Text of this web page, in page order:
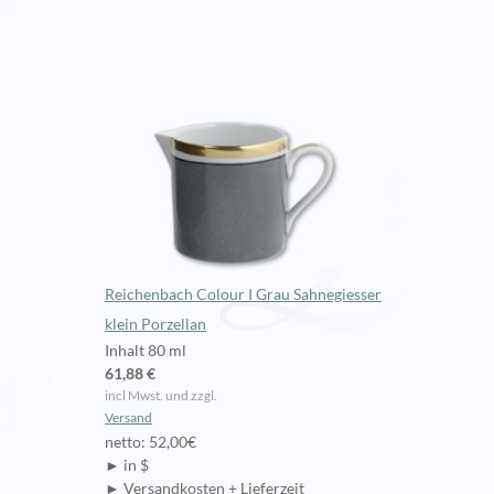
Reichenbach Colour I Grau Sahnegiesser
klein Porzellan
Inhalt 80 ml
61,88 €
incl Mwst. und zzgl.
Versand
netto: 52,00€
► in $
► Versandkosten + Lieferzeit